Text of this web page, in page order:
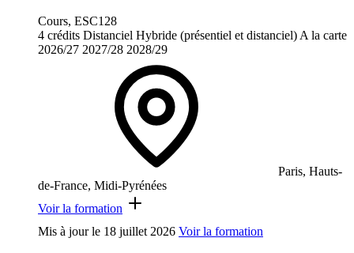
Cours, ESC128
4 crédits Distanciel Hybride (présentiel et distanciel)A la carte
2026/27 2027/28 2028/29
Paris, Hauts-
de-France, Midi-Pyrénées
Voir la formation
Mis à jour le 18 juillet 2026 Voir la formation